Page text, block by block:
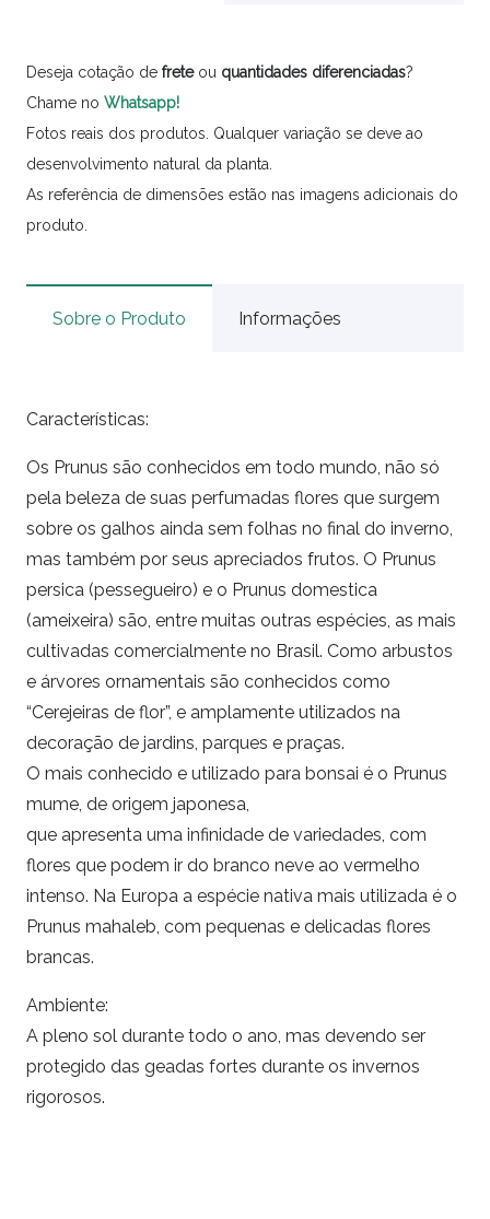
Deseja cotação de freteou quantidades diferenciadas?
Chame no Whatsapp!
Fotos reais dos produtos. Qualquer variação se deve ao
desenvolvimento natural da planta.
As referência de dimensões estão nas imagens adicionais do
produto.
Sobre o Produto Informações
Características:
Os Prunus são conhecidos em todo mundo, não só
pela beleza de suas perfumadas flores que surgem
sobre os galhos ainda sem folhas no final do inverno,
mas também por seus apreciados frutos. O Prunus
persica (pessegueiro) e o Prunus domestica
(ameixeira) são, entre muitas outras espécies, as mais
cultivadas comercialmente no Brasil. Como arbustos
e árvores ornamentais são conhecidos como
“Cerejeiras de flor”, e amplamente utilizados na
decoração de jardins, parques e praças.
O mais conhecido e utilizado para bonsai é o Prunus
mume, de origem japonesa,
que apresenta uma infinidade de variedades, com
flores que podem ir do branco neve ao vermelho
intenso. Na Europa a espécie nativa mais utilizada é o
Prunus mahaleb, com pequenas e delicadas flores
brancas.
Ambiente:
A pleno sol durante todo o ano, mas devendo ser
protegido das geadas fortes durante os invernos
rigorosos.